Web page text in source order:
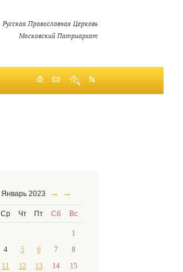
Русская Православная Церковь
Московский Патриархат
Январь 2023 → →
Ср Чт Пт Сб Вс
1
4 5 6 7
8
11 12 13 14 15